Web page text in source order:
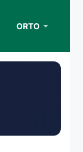
ORTO